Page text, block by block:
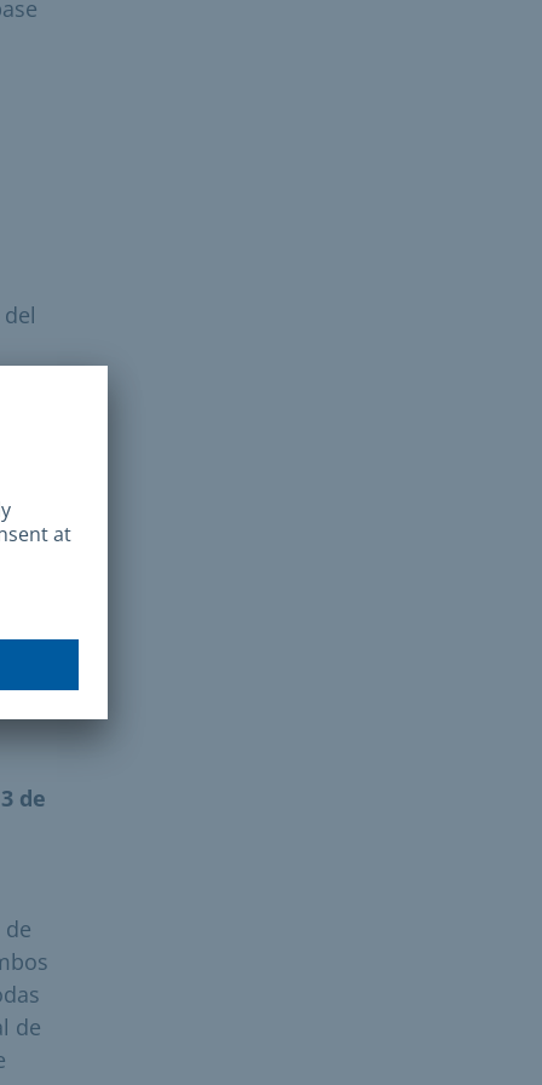
de
de